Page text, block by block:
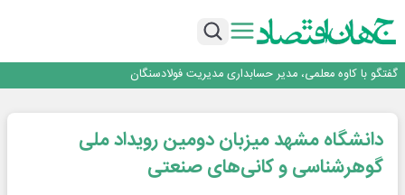
فولاد مبارکه اصفهان
تجدیدپذیر با حضور استاندار اصفهان
گفتگو با کاوه معلمی، مدیر حسابداری مدیریت فولادسنگان
راهی که فولاد مبارکه پس از جنگ در پیش گرفت
فولاد مبارکه اصفهان
افتتاح بزرگ‌ترین و مجهزترین آموزشگاه فنی وحرفه ای آزاد تخصصی انرژی‌های نو و
تجدیدپذیر با حضور استاندار اصفهان
دانشگاه مشهد میزبان دومین رویداد ملی
گوهرشناسی و کانی‌های صنعتی